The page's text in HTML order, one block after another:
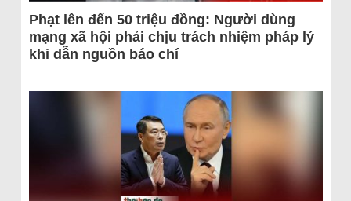
Phạt lên đến 50 triệu đồng: Người dùng
mạng xã hội phải chịu trách nhiệm pháp lý
khi dẫn nguồn báo chí